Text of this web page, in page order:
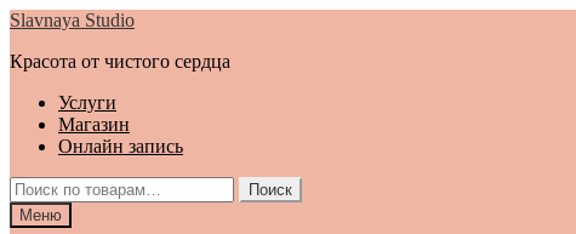
Перейти
навигации
Перейти
содержимому
Slavnaya Studio
Красота от чистого сердца
Услуги
Магазин
Онлайн запись
Искать:
Поиск
Меню